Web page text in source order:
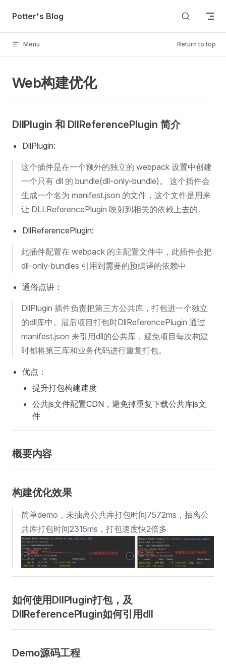
Skip to content
Potter's Blog
Menu Return to top
Web构建优化
DllPlugin 和 DllReferencePlugin 简介
DllPlugin:
这个插件是在一个额外的独立的 webpack 设置中创建
一个只有 dll 的 bundle(dll-only-bundle)。 这个插件会
生成一个名为 manifest.json 的文件，这个文件是用来
让 DLLReferencePlugin 映射到相关的依赖上去的。
DllReferencePlugin:
此插件配置在 webpack 的主配置文件中，此插件会把
dll-only-bundles 引用到需要的预编译的依赖中
通俗点讲：
DllPlugin 插件负责把第三方公共库，打包进一个独立
的dll库中。最后项目打包时DllReferencePlugin 通过
manifest.json 来引用dll的公共库，避免项目每次构建
时都将第三库和业务代码进行重复打包。
优点：
提升打包构建速度
公共js文件配置CDN，避免掉重复下载公共库js文
件
概要内容
构建优化效果
简单demo，未抽离公共库打包时间7572ms，抽离公
共库打包时间2315ms，打包速度快2倍多
如何使用DllPlugin打包，及
DllReferencePlugin如何引用dll
Demo源码工程